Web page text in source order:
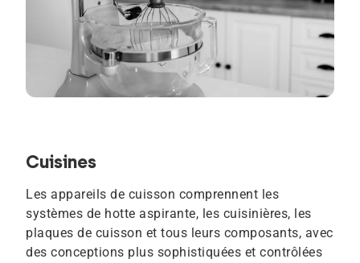
Cuisines
Les appareils de cuisson comprennent les
systèmes de hotte aspirante, les cuisinières, les
plaques de cuisson et tous leurs composants, avec
des conceptions plus sophistiquées et contrôlées